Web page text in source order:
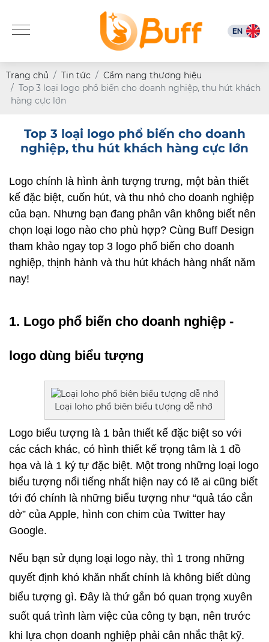
Trang chủ Tin tức
Cẩm nang thương hiệu
Top 3 loại logo phổ biến cho doanh nghiệp, thu hút khách
hàng cực lớn
Top 3 loại logo phổ biến cho doanh
nghiệp, thu hút khách hàng cực lớn
Logo chính là hình ảnh tượng trưng, một bản thiết
kế đặc biệt, cuốn hút, và thu nhỏ cho doanh nghiệp
của bạn. Nhưng bạn đang phân vân không biết nên
chọn loại logo nào cho phù hợp? Cùng Buff Design
tham khảo ngay top 3 logo phổ biến cho doanh
nghiệp, thịnh hành và thu hút khách hàng nhất năm
nay!
1. Logo phổ biến cho doanh nghiệp -
logo dùng biểu tượng
Loại loho phổ biên biểu tượng dễ nhớ
Logo biểu tượng là 1 bản thiết kế đặc biệt so với
các cách khác, có hình thiết kế trọng tâm là 1 đồ
họa và là 1 ký tự đặc biệt. Một trong những loại logo
biểu tượng nổi tiếng nhất hiện nay có lẽ ai cũng biết
tới đó chính là những biểu tượng như “quả táo cắn
dở” của Apple, hình con chim của Twitter hay
Google.
Nếu bạn sử dụng loại logo này, thì 1 trong những
quyết định khó khăn nhất chính là không biết dùng
biểu tượng gì. Đây là thứ gắn bó quan trọng xuyên
suốt quá trình làm việc của công ty bạn, nên trước
khi lựa chọn doanh nghiệp phải cân nhắc thật kỹ.